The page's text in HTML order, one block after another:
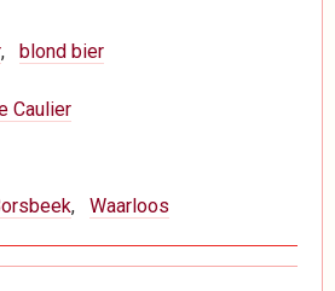
blond bier
Caulier
Waarloos